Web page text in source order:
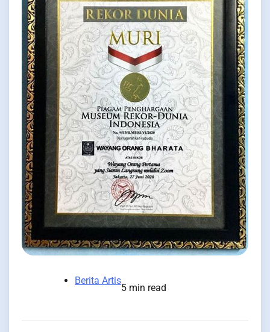
Berita Artis
5 min read